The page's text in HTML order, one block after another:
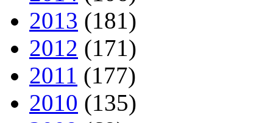
2013 (181)
2012 (171)
2011 (177)
2010 (135)